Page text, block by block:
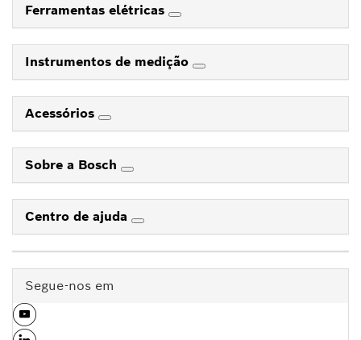
Ferramentas elétricas
Instrumentos de medição
Acessórios
Sobre a Bosch
Centro de ajuda
Segue-nos em